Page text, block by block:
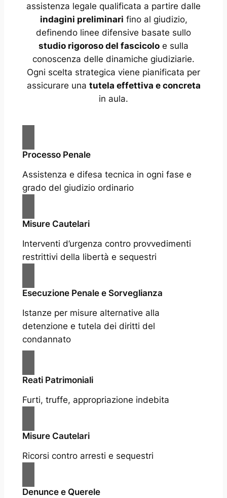
assistenza legale qualificata a partire dalle
indagini preliminari fino al giudizio,
definendo linee difensive basate sullo
studio rigoroso del fascicolo e sulla
conoscenza delle dinamiche giudiziarie.
Ogni scelta strategica viene pianificata per
assicurare una tutela effettiva e concreta
in aula.
Processo Penale
Assistenza e difesa tecnica in ogni fase e
grado del giudizio ordinario
Misure Cautelari
Interventi d’urgenza contro provvedimenti
restrittivi della libertà e sequestri
Esecuzione Penale e Sorveglianza
Istanze per misure alternative alla
detenzione e tutela dei diritti del
condannato
Reati Patrimoniali
Furti, truffe, appropriazione indebita
Misure Cautelari
Ricorsi contro arresti e sequestri
Denunce e Querele